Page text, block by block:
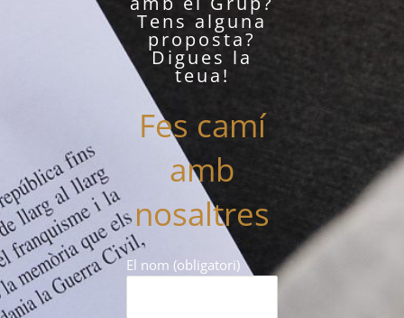
Tens alguna
proposta?
Digues la
teua!
Fes camí
amb
nosaltres
El nom (obligatori)